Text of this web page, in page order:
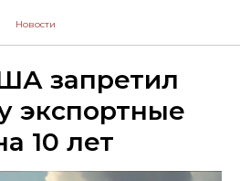
Новости
запретил
экспортные
10 лет